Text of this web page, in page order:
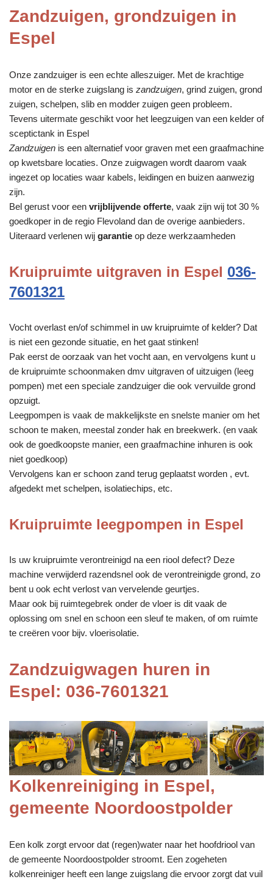
Zandzuigen, grondzuigen in
Espel
Onze zandzuiger is een echte alleszuiger. Met de krachtige
motor en de sterke zuigslang is zandzuigen, grind zuigen, grond
zuigen, schelpen, slib en modder zuigen geen probleem.
Tevens uitermate geschikt voor het leegzuigen van een kelder of
sceptictank in Espel
Zandzuigen is een alternatief voor graven met een graafmachine
op kwetsbare locaties. Onze zuigwagen wordt daarom vaak
ingezet op locaties waar kabels, leidingen en buizen aanwezig
zijn.
Bel gerust voor een vrijblijvende offerte, vaak zijn wij tot 30 %
goedkoper in de regio Flevoland dan de overige aanbieders.
Uiteraard verlenen wij garantie op deze werkzaamheden
Kruipruimte uitgraven in Espel 036-
7601321
Vocht overlast en/of schimmel in uw kruipruimte of kelder? Dat
is niet een gezonde situatie, en het gaat stinken!
Pak eerst de oorzaak van het vocht aan, en vervolgens kunt u
de kruipruimte schoonmaken dmv uitgraven of uitzuigen (leeg
pompen) met een speciale zandzuiger die ook vervuilde grond
opzuigt.
Leegpompen is vaak de makkelijkste en snelste manier om het
schoon te maken, meestal zonder hak en breekwerk. (en vaak
ook de goedkoopste manier, een graafmachine inhuren is ook
niet goedkoop)
Vervolgens kan er schoon zand terug geplaatst worden , evt.
afgedekt met schelpen, isolatiechips, etc.
Kruipruimte leegpompen in Espel
Is uw kruipruimte verontreinigd na een riool defect? Deze
machine verwijderd razendsnel ook de verontreinigde grond, zo
bent u ook echt verlost van vervelende geurtjes.
Maar ook bij ruimtegebrek onder de vloer is dit vaak de
oplossing om snel en schoon een sleuf te maken, of om ruimte
te creëren voor bijv. vloerisolatie.
Zandzuigwagen huren in
Espel: 036-7601321
Kolkenreiniging in Espel,
gemeente Noordoostpolder
Een kolk zorgt ervoor dat (regen)water naar het hoofdriool van
de gemeente Noordoostpolder stroomt. Een zogeheten
kolkenreiniger heeft een lange zuigslang die ervoor zorgt dat vuil